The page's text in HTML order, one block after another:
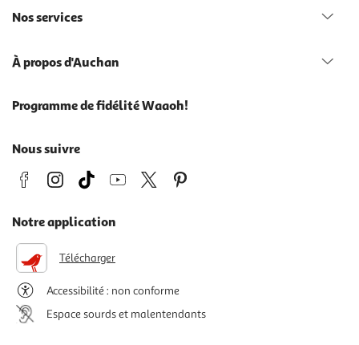
Nos services
À propos d'Auchan
Programme de fidélité Waaoh!
Nous suivre
Notre application
Télécharger
Accessibilité : non conforme
Espace sourds et malentendants